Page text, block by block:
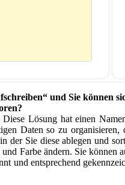
und Sie können
Lösung hat einen
Daten so zu
Sie diese ablegen und
Farbe ändern. Sie
und entsprechend